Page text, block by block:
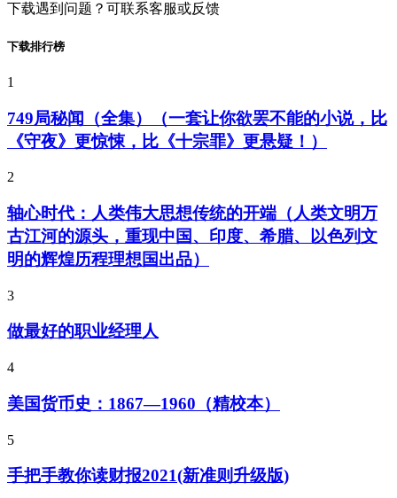
下载遇到问题？可联系客服或反馈
下载排行榜
1
749局秘闻（全集）（一套让你欲罢不能的小说，比
《守夜》更惊悚，比《十宗罪》更悬疑！）
2
轴心时代：人类伟大思想传统的开端（人类文明万
古江河的源头，重现中国、印度、希腊、以色列文
明的辉煌历程理想国出品）
3
做最好的职业经理人
4
美国货币史：1867—1960（精校本）
5
手把手教你读财报2021(新准则升级版)